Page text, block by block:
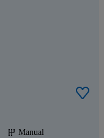
Manual